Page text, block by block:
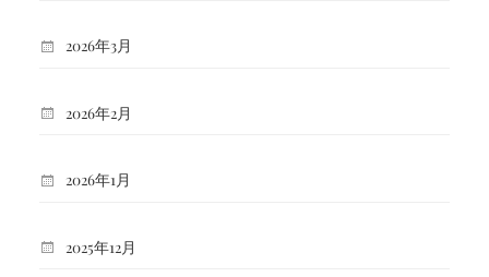
2026年3月
2026年2月
2026年1月
2025年12月